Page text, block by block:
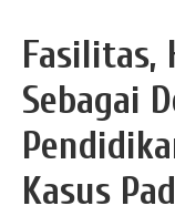
Fasilitas,
Sebagai
Kasus